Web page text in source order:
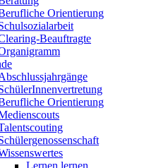
Orientierung
Beauftragte
Orientierung
Lernen lernen